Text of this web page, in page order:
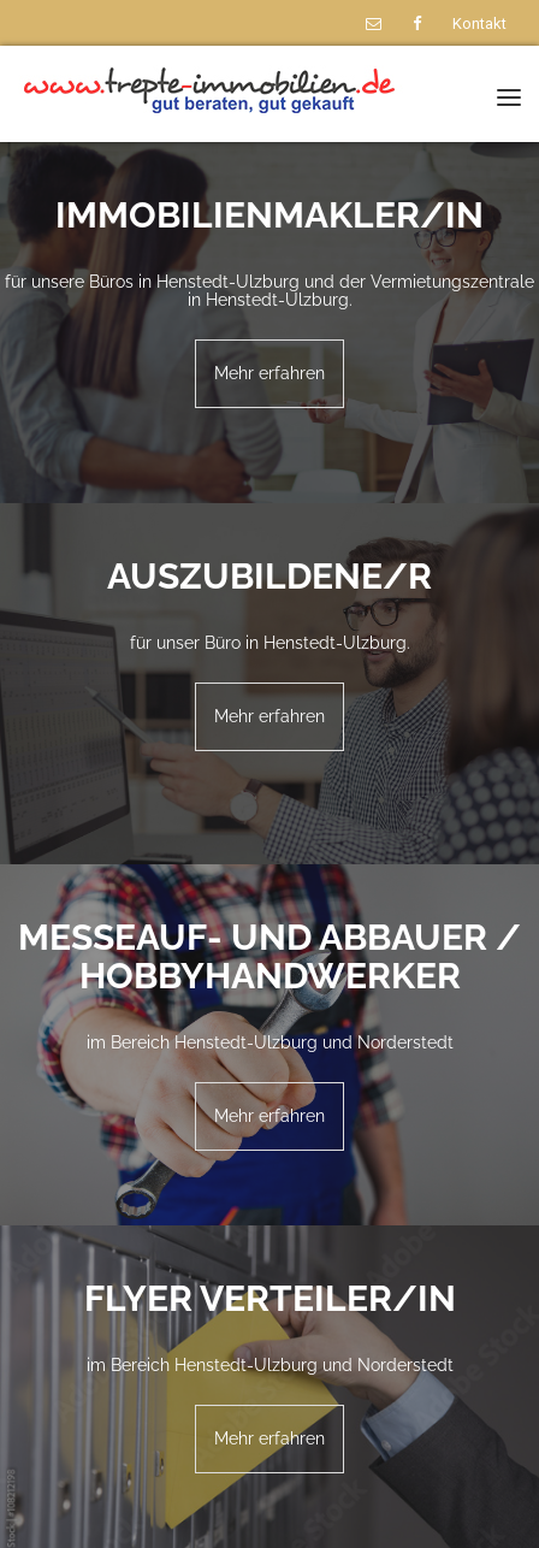
Kontakt
IMMOBILIENMAKLER/IN
für unsere Büros in Henstedt-Ulzburg und der Vermietungszentrale
in Henstedt-Ulzburg.
Mehr erfahren
AUSZUBILDENE/R
für unser Büro in Henstedt-Ulzburg.
Mehr erfahren
MESSEAUF- UND ABBAUER /
HOBBYHANDWERKER
im Bereich Henstedt-Ulzburg und Norderstedt
Mehr erfahren
FLYER VERTEILER/IN
im Bereich Henstedt-Ulzburg und Norderstedt
Mehr erfahren